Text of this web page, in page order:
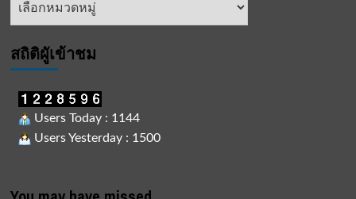
สถิติผูัเข้าชม
Users Today : 1144
Users Yesterday : 1500